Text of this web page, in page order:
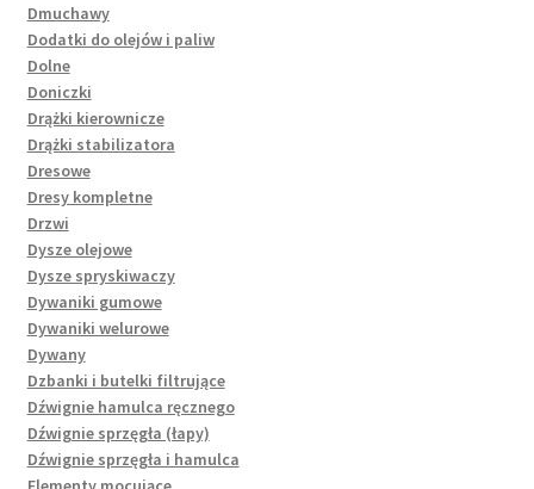
Dmuchawy
Dodatki do olejów i paliw
Dolne
Doniczki
Drążki kierownicze
Drążki stabilizatora
Dresowe
Dresy kompletne
Drzwi
Dysze olejowe
Dysze spryskiwaczy
Dywaniki gumowe
Dywaniki welurowe
Dywany
Dzbanki i butelki filtrujące
Dźwignie hamulca ręcznego
Dźwignie sprzęgła (łapy)
Dźwignie sprzęgła i hamulca